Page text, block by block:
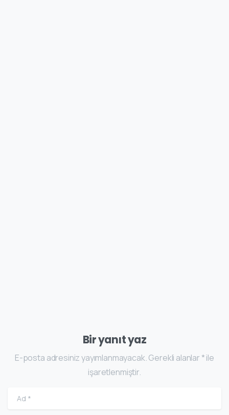
Bir yanıt yaz
E-posta adresiniz yayımlanmayacak. Gerekli alanlar * ile
işaretlenmiştir.
*